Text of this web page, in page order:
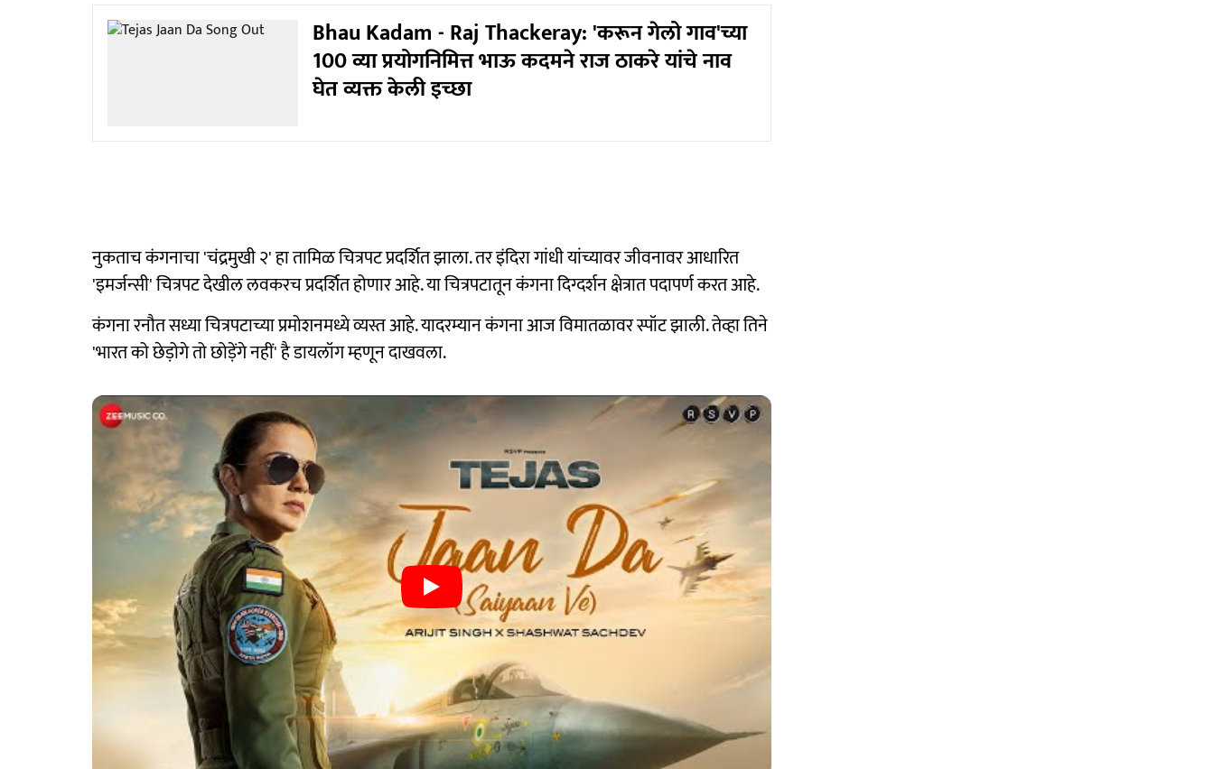
Bhau Kadam - Raj Thackeray: 'करून गेलो गाव'च्या
100 व्या प्रयोगनिमित्त भाऊ कदमने राज ठाकरे यांचे नाव
घेत व्यक्त केली इच्छा
नुकताच कंगनाचा 'चंद्रमुखी २' हा तामिळ चित्रपट प्रदर्शित झाला. तर इंदिरा गांधी यांच्यावर जीवनावर आधारित
'इमर्जन्सी' चित्रपट देखील लवकरच प्रदर्शित होणार आहे. या चित्रपटातून कंगना दिग्दर्शन क्षेत्रात पदापर्ण करत आहे.
कंगना रनौत सध्या चित्रपटाच्या प्रमोशनमध्ये व्यस्त आहे. यादरम्यान कंगना आज विमातळावर स्पॉट झाली. तेव्हा तिने
'भारत को छेड़ोगे तो छोड़ेंगे नहीं' है डायलॉग म्हणून दाखवला.